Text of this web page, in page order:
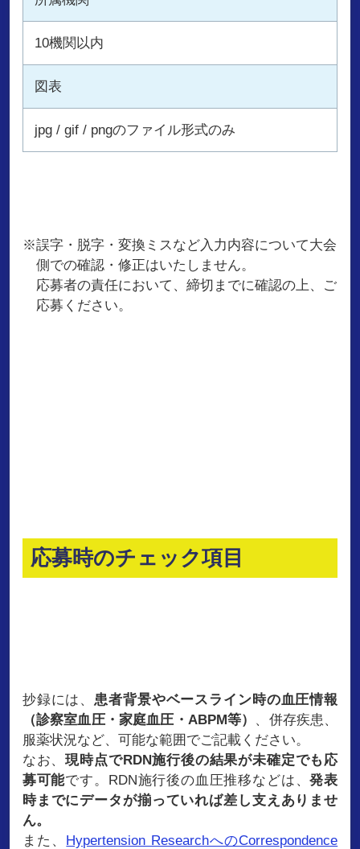
10機関以内
図表
jpg / gif / pngのファイル形式のみ
※誤字・脱字・変換ミスなど入力内容について大会
側での確認・修正はいたしません。
応募者の責任において、締切までに確認の上、ご
応募ください。
応募時のチェック項目
抄録には、 患者背景やベースライン時の血圧情報
（診察室血圧・家庭血圧・ABPM等） 、併存疾患、
服薬状況など、可能な範囲でご記載ください。
なお、現時点でRDN施行後の結果が未確定でも応
募可能です。RDN施行後の血圧推移などは、発表
時までにデータが揃っていれば差し支えありませ
ん。
また、 Hypertension ResearchへのCorrespondence